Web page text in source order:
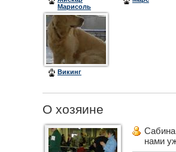
Марисоль
Мари
Викинг
О хозяине
нами